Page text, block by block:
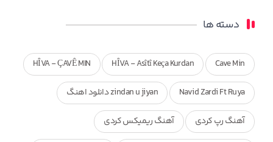
دسته ها
Cave Min
HÎVA - Asîtî Keça Kurdan
HÎVA - ÇAVÊ MIN
Navid Zardi Ft Ruya zindan u jiyan دانلود اهنگ
آهنگ رپ کردی آهنگ ریمیکس کردی